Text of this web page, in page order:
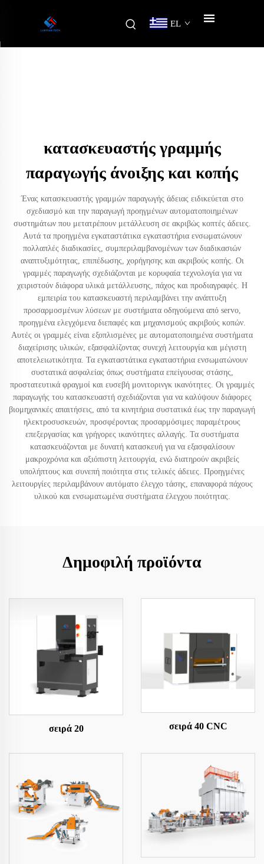
EL
κατασκευαστής γραμμής
παραγωγής άνοιξης και κοπής
Ένας κατασκευαστής γραμμών παραγωγής άδειας ειδικεύεται στο
σχεδιασμό και την παραγωγή προηγμένων αυτοματοποιημένων
συστημάτων που μετατρέπουν μετάλλευση σε ακριβώς κοπτές άδειες.
Αυτά τα προηγμένα εγκαταστάτικα εγκαταστήρια ενσωματώνουν
πολλαπλές διαδικασίες, συμπεριλαμβανομένων των διαδικασιών
αναπτυξιμότητας, επιπέδωσης, χορήγησης και ακριβούς κοπής. Οι
γραμμές παραγωγής σχεδιάζονται με κορυφαία τεχνολογία για να
χειριστούν διάφορα υλικά μετάλλευσης, πάχος και προδιαγραφές. Η
εμπειρία του κατασκευαστή περιλαμβάνει την ανάπτυξη
προσαρμοσμένων λύσεων με συστήματα οδηγούμενα από servo,
προηγμένα ελεγχόμενα διεπαφές και μηχανισμούς ακριβούς κοπών.
Αυτές οι γραμμές είναι εξοπλισμένες με αυτοματοποιημένα συστήματα
διαχείρισης υλικών, εξασφαλίζοντας συνεχή λειτουργία και μέγιστη
αποτελειωτικότητα. Τα εγκαταστάτικα εγκαταστήρια ενσωματώνουν
συστατικά ασφαλείας όπως συστήματα επείγουσας στάσης,
προστατευτικά φραγμοί και ευσεβή μονιτορινγκ ικανότητες. Οι γραμμές
παραγωγής του κατασκευαστή σχεδιάζονται για να καλύψουν διάφορες
βιομηχανικές απαιτήσεις, από τα κινητήρια συστατικά έως την παραγωγή
ηλεκτροσυσκευών, προσφέροντας προσαρμόσιμες παραμέτρους
επεξεργασίας και γρήγορες ικανότητες αλλαγής. Τα συστήματα
κατασκευάζονται με δυνατή κατασκευή για να εξασφαλίσουν
μακροχρόνια και αξιόπιστη λειτουργία, ενώ διατηρούν ακριβείς
υπολήπτους και συνεπή ποιότητα στις τελικές άδειες. Προηγμένες
λειτουργίες περιλαμβάνουν αυτόματο έλεγχο τάσης, επαναφορά πάχους
υλικού και ενσωματωμένα συστήματα έλεγχου ποιότητας.
Δημοφιλή προϊόντα
σειρά 20 σειρά 40 CNC